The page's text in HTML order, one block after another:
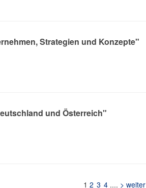
Strategien und Konzepte"
und Österreich"
1 2 3 4 .... > weiter